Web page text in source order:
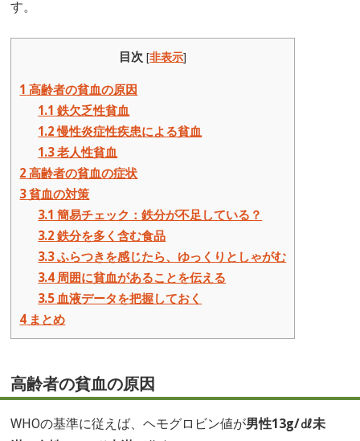
す。
目次 [非表示]
1 高齢者の貧血の原因
1.1 鉄欠乏性貧血
1.2慢性炎症性疾患による貧血
1.3老人性貧血
2 高齢者の貧血の症状
3貧血の対策
3.1 簡易チェック：鉄分が不足している？
3.2 鉄分を多く含む食品
3.3ふらつきを感じたら、ゆっくりとしゃがむ
3.4周囲に貧血があることを伝える
3.5血液データを把握しておく
4まとめ
高齢者の貧血の原因
WHOの基準に従えば、ヘモグロビン値が男性13g/㎗未